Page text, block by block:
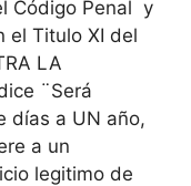
Código Penal y
Titulo XI del
LA
¨Será
días a UN año,
a un
legitimo de